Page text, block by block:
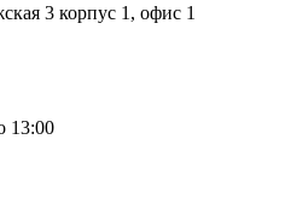
3 корпус 1, офис 1
13:00